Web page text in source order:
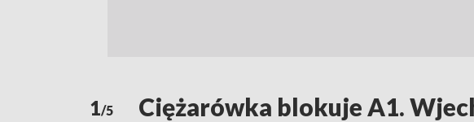
1/5 Ciężarówka blokuje A1.